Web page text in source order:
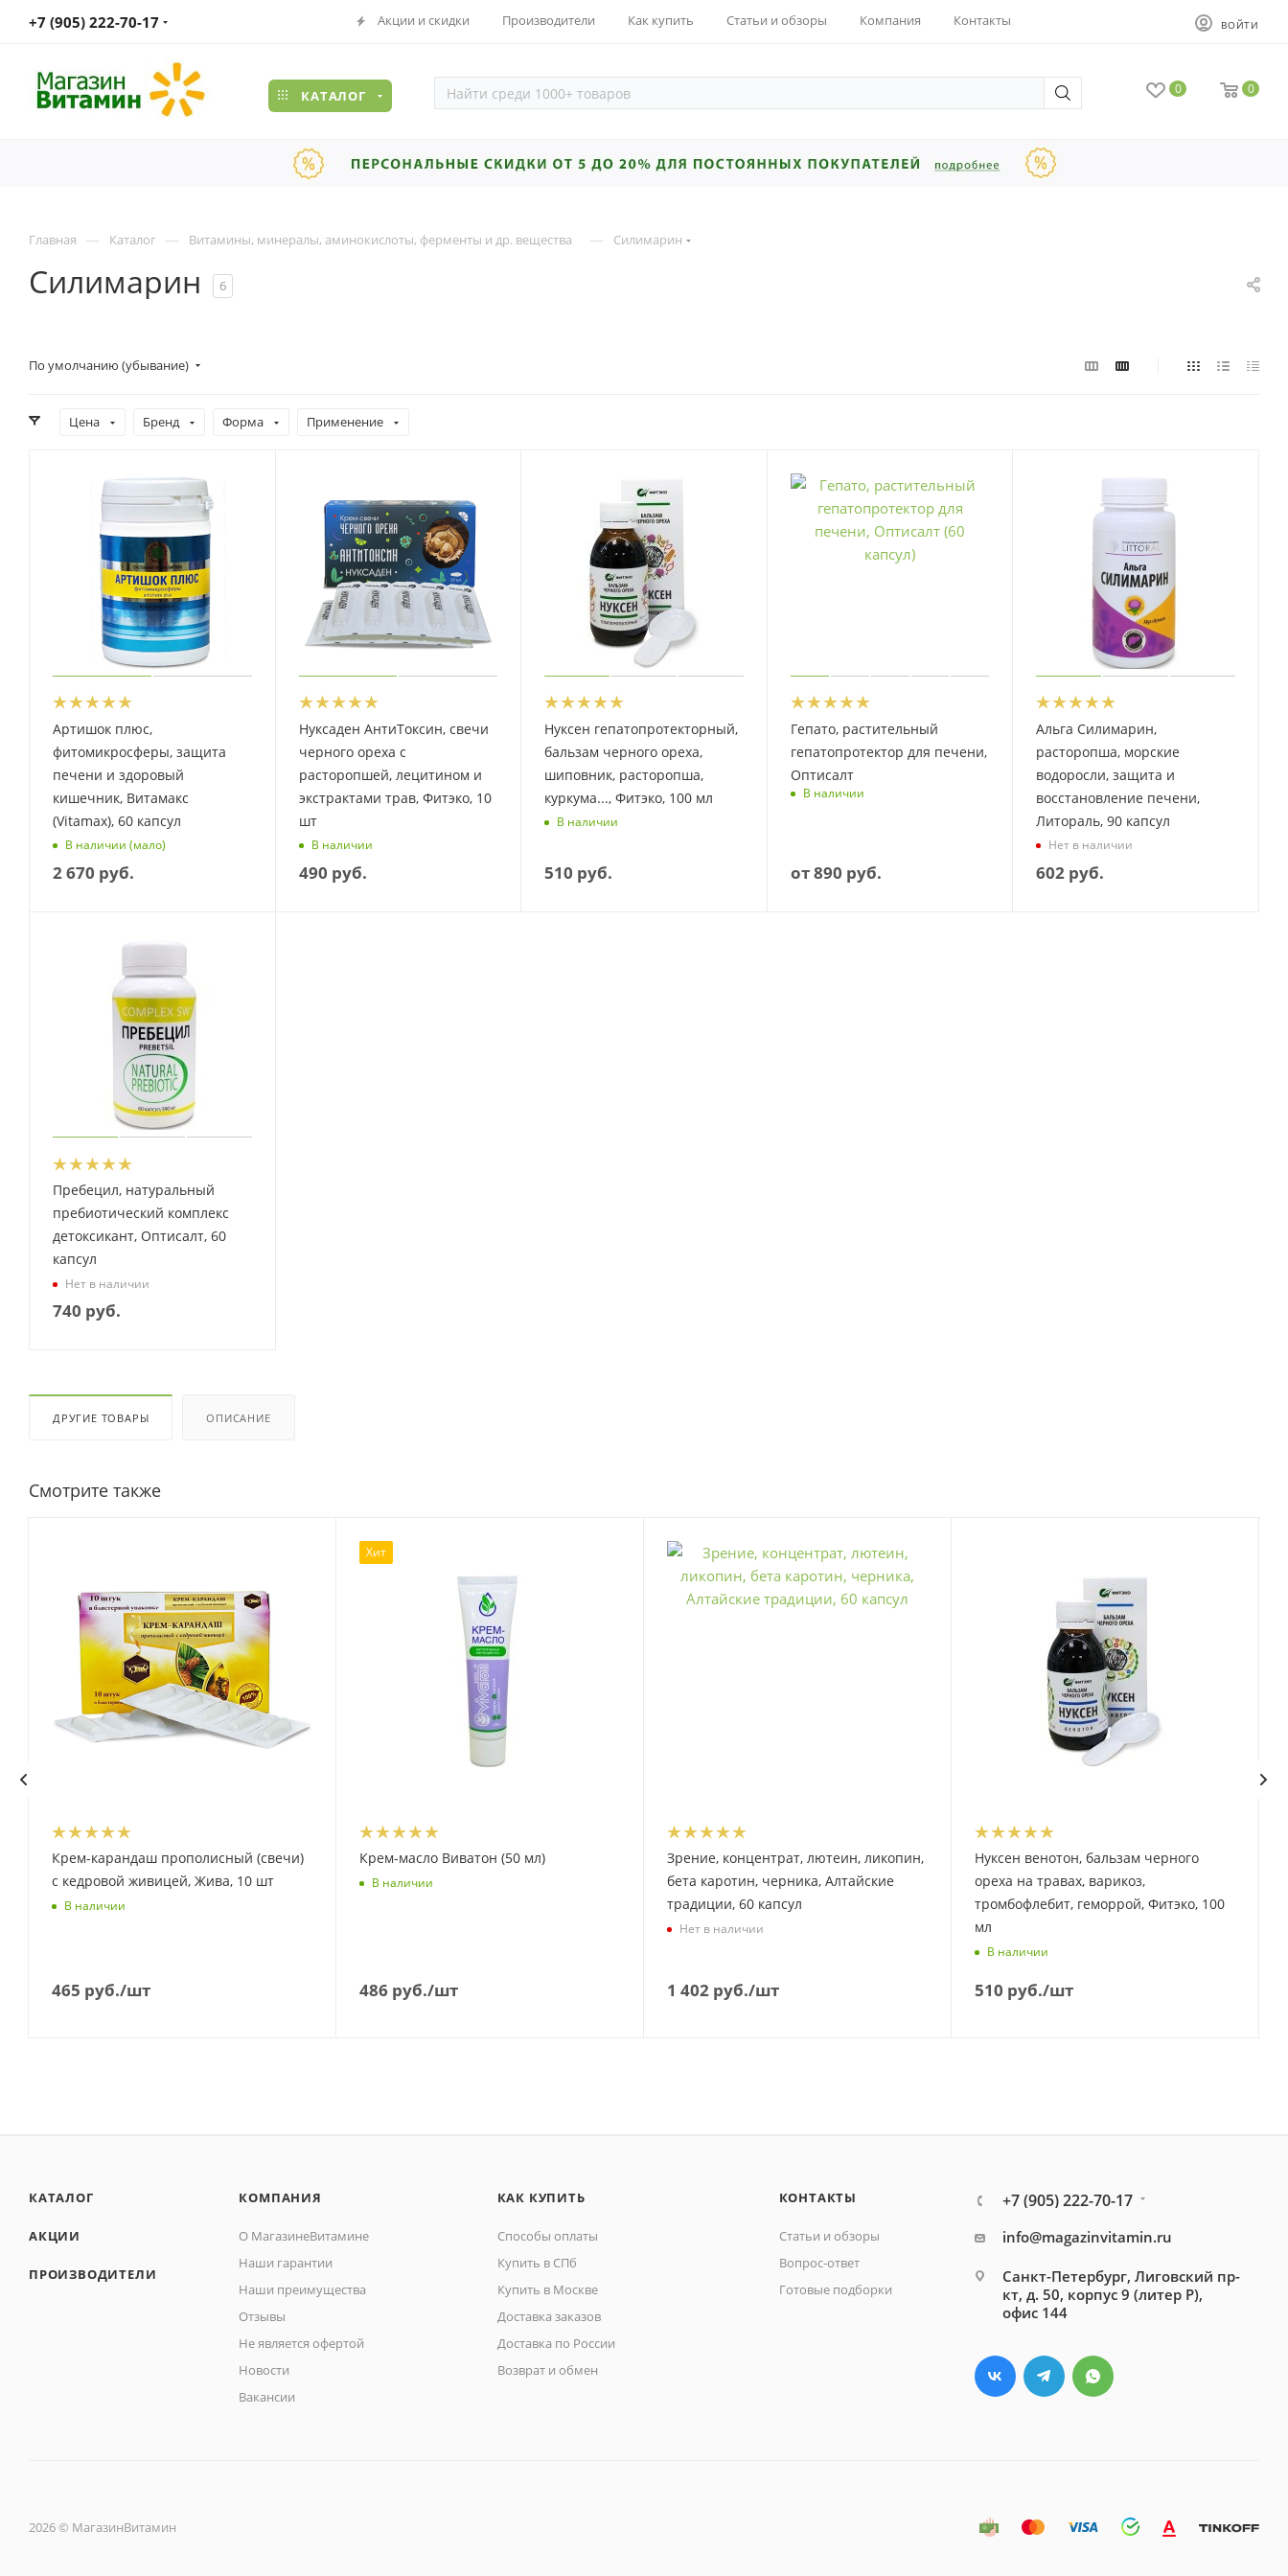
+7 (905) 222-70-17 Акции и скидки Производители Как купить Статьи и обзоры Компания Контакты ВОЙТИ
КАТАЛОГ 0 0
Главная — Каталог — Витамины, минералы, аминокислоты, ферменты и др. вещества — Силимарин
Силимарин 6
По умолчанию (убывание)
Цена Бренд Форма Применение
Артишок плюс,
фитомикросферы, защита
печени и здоровый
кишечник, Витамакс
(Vitamax), 60 капсул
В наличии (мало)
2 670 руб.
Нуксаден АнтиТоксин, свечи
черного ореха с
расторопшей, лецитином и
экстрактами трав, Фитэко, 10
шт
В наличии
490 руб.
Нуксен гепатопротекторный,
бальзам черного ореха,
шиповник, расторопша,
куркума..., Фитэко, 100 мл
В наличии
510 руб.
Гепато, растительный
гепатопротектор для печени,
Оптисалт
В наличии
от890 руб.
Альга Силимарин,
расторопша, морские
водоросли, защита и
восстановление печени,
Литораль, 90 капсул
Нет в наличии
602 руб.
Пребецил, натуральный
пребиотический комплекс
детоксикант, Оптисалт, 60
капсул
Нет в наличии
740 руб.
ДРУГИЕ ТОВАРЫ ОПИСАНИЕ
Смотрите также
Крем-карандаш прополисный (свечи)
с кедровой живицей, Жива, 10 шт
В наличии
465 руб./шт
Хит
Крем-масло Виватон (50 мл)
В наличии
486 руб./шт
Зрение, концентрат, лютеин, ликопин,
бета каротин, черника, Алтайские
традиции, 60 капсул
Нет в наличии
1 402 руб./шт
Нуксен венотон, бальзам черного
ореха на травах, варикоз,
тромбофлебит, геморрой, Фитэко, 100
мл
В наличии
510 руб./шт
КАТАЛОГ
АКЦИИ
ПРОИЗВОДИТЕЛИ
КОМПАНИЯ
О МагазинеВитамине
Наши гарантии
Наши преимущества
Отзывы
Не является офертой
Новости
Вакансии
КАК КУПИТЬ
Способы оплаты
Купить в СПб
Купить в Москве
Доставка заказов
Доставка по России
Возврат и обмен
КОНТАКТЫ
Статьи и обзоры
Вопрос-ответ
Готовые подборки
+7 (905) 222-70-17
info@magazinvitamin.ru
Санкт-Петербург, Лиговский пр-
кт, д. 50, корпус 9 (литер Р),
офис 144
2026 © МагазинВитамин